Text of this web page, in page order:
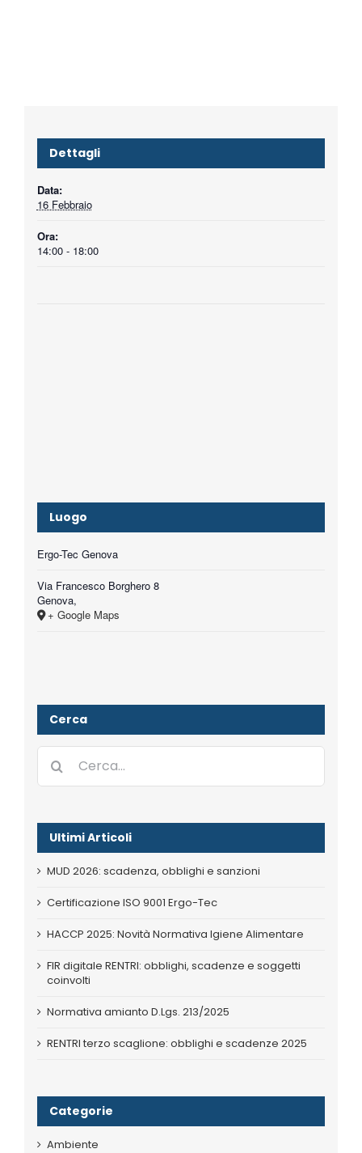
Dettagli
Data:
16 Febbraio
Ora:
14:00 - 18:00
Luogo
Ergo-Tec Genova
Via Francesco Borghero 8
Genova,
+ Google Maps
Cerca
Cerca
per:
Ultimi Articoli
MUD 2026: scadenza, obblighi e sanzioni
Certificazione ISO 9001 Ergo-Tec
HACCP 2025: Novità Normativa Igiene Alimentare
FIR digitale RENTRI: obblighi, scadenze e soggetti
coinvolti
Normativa amianto D.Lgs. 213/2025
RENTRI terzo scaglione: obblighi e scadenze 2025
Categorie
Ambiente